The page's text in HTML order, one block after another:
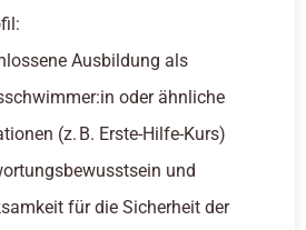
Ausbildung als
oder ähnliche
(z. B. Erste-Hilfe-Kurs)
und
für die Sicherheit der